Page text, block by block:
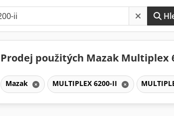
Prodej použitých Mazak Multiplex
Mazak MULTIPLEX 6200-II